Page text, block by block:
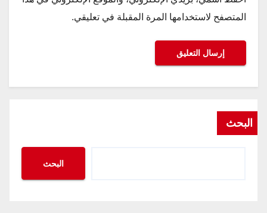
المتصفح لاستخدامها المرة المقبلة في تعليقي.
البحث
البحث